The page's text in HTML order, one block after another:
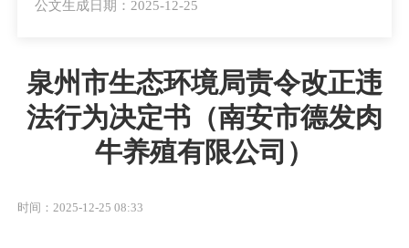
公文生成日期：2025-12-25
泉州市生态环境局责令改正违
法行为决定书（南安市德发肉
牛养殖有限公司）
时间：2025-12-25 08:33